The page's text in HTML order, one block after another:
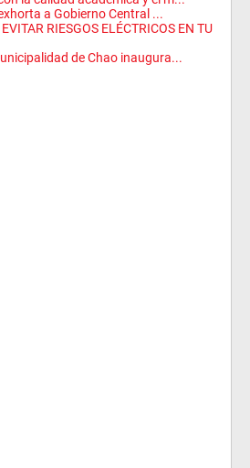
a Gobierno Central ...
RIESGOS ELÉCTRICOS EN TU
de Chao inaugura...